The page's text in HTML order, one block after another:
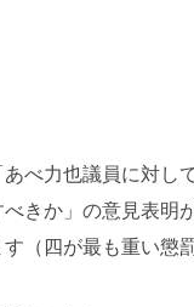
べ力也議員に対し
きか」の意見表明
（四が最も重い懲罰